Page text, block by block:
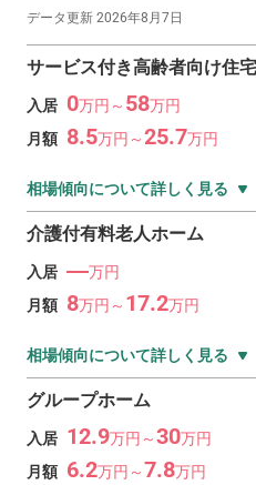
データ更新 2026年8月7日
サービス付き高齢者向け住
入居 0万円～ 58万円
月額 8.5万円～25.7万円
相場傾向について詳しく見る
介護付有料老人ホーム
入居 ―万円
月額 8万円～ 17.2万円
相場傾向について詳しく見る
グループホーム
入居 12.9万円～30万円
月額 6.2万円～7.8万円